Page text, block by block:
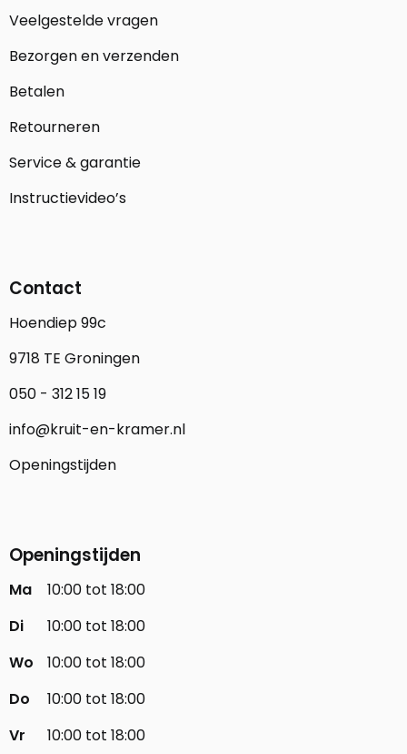
Veelgestelde vragen
Bezorgen en verzenden
Betalen
Retourneren
Service & garantie
Instructievideo’s
Contact
Hoendiep 99c
9718 TE Groningen
050 - 312 15 19
info@kruit-en-kramer.nl
Openingstijden
Openingstijden
Ma
10:00 tot 18:00
Di
10:00 tot 18:00
Wo
10:00 tot 18:00
Do
10:00 tot 18:00
Vr
10:00 tot 18:00